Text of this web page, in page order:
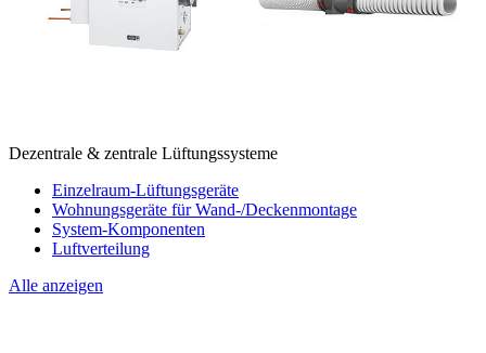
Dezentrale & zentrale Lüftungssysteme
Einzelraum-Lüftungsgeräte
Wohnungsgeräte für Wand-/Deckenmontage
System-Komponenten
Luftverteilung
Alle anzeigen